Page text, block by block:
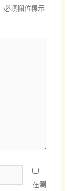
必填欄位標示
在瀏